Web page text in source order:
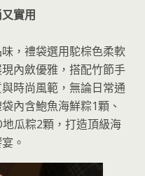
實用
，禮袋選用駝棕色柔軟
內斂優雅，搭配竹節手
時尚風範，無論日常通
內含鮑魚海鮮粽1顆、
瓜粽2顆，打造頂級海
。